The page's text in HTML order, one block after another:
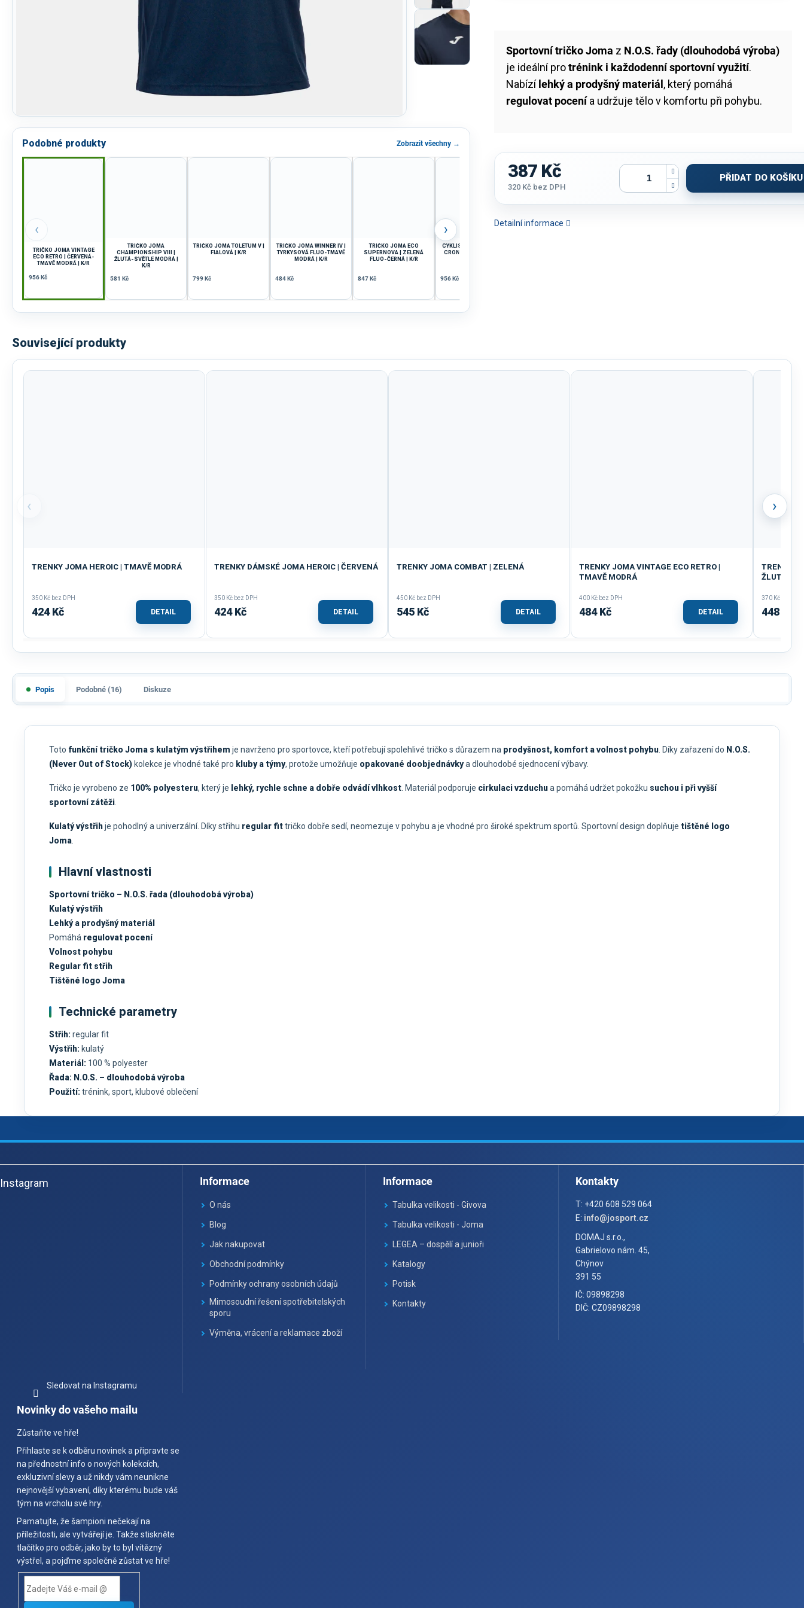
Podobné produkty Zobrazit všechny →
‹
TRIČKO JOMA VINTAGE
ECO RETRO | ČERVENÁ-
TMAVĚ MODRÁ | K/R
956 Kč
TRIČKO JOMA
CHAMPIONSHIP VIII |
ŽLUTÁ-SVĚTLE MODRÁ |
K/R
581 Kč
TRIČKO JOMA TOLETUM V |
FIALOVÁ | K/R
799 Kč
TRIČKO JOMA WINNER IV |
TYRKYSOVÁ FLUO-TMAVĚ
MODRÁ | K/R
484 Kč
TRIČKO JOMA ECO
SUPERNOVA | ZELENÁ
FLUO-ČERNÁ | K/R
847 Kč
CYKLISTICKÝ DRES JOMA
CRONO III | VÍNOVÁ | K/R
956 Kč
›
Sportovní tričko Joma z N.O.S. řady (dlouhodobá výroba)
je ideální protrénink i každodenní sportovní využití.
Nabízílehký a prodyšný materiál, který pomáhá
regulovat pocenía udržuje tělo v komfortu při pohybu.
Detailní informace
387 Kč
320 Kč bez DPH
PŘIDAT DO KOŠÍKU
Související produkty
‹
TRENKY JOMA HEROIC | TMAVĚ MODRÁ
350 Kč bez DPH
424 Kč DETAIL
TRENKY DÁMSKÉ JOMA HEROIC | ČERVENÁ
350 Kč bez DPH
424 Kč DETAIL
TRENKY JOMA COMBAT | ZELENÁ
450 Kč bez DPH
545 Kč DETAIL
TRENKY JOMA VINTAGE ECO RETRO |
TMAVĚ MODRÁ
400 Kč bez DPH
484 Kč DETAIL
TRENKY
ŽLUTÁ
370 Kč bez
448 Kč
›
Popis Podobné (16) Diskuze
Toto funkční tričko Joma s kulatým výstřihem je navrženo pro sportovce, kteří potřebují spolehlivé tričko s důrazem na prodyšnost, komfort a volnost pohybu. Díky zařazení do N.O.S.
(Never Out of Stock) kolekce je vhodné také pro kluby a týmy, protože umožňuje opakované doobjednávkya dlouhodobé sjednocení výbavy.
Tričko je vyrobeno ze 100% polyesteru, který je lehký, rychle schne a dobře odvádí vlhkost. Materiál podporuje cirkulaci vzduchua pomáhá udržet pokožku suchou i při vyšší
sportovní zátěži.
Kulatý výstřihje pohodlný a univerzální. Díky střihu regular fittričko dobře sedí, neomezuje v pohybu a je vhodné pro široké spektrum sportů. Sportovní design doplňuje tištěné logo
Joma.
Hlavní vlastnosti
Sportovní tričko – N.O.S. řada (dlouhodobá výroba)
Kulatý výstřih
Lehký a prodyšný materiál
Pomáhá regulovat pocení
Volnost pohybu
Regular fit střih
Tištěné logo Joma
Technické parametry
Střih: regular fit
Výstřih: kulatý
Materiál: 100 % polyester
Řada: N.O.S. – dlouhodobá výroba
Použití: trénink, sport, klubové oblečení
á
pInstagram
Sledovat na Instagramu
Informace
O nás
Blog
Jak nakupovat
Obchodní podmínky
Podmínky ochrany osobních údajů
Mimosoudní řešení spotřebitelských
sporu
Výměna, vrácení a reklamace zboží
Informace
Tabulka velikosti - Givova
Tabulka velikosti - Joma
LEGEA – dospělí a junioři
Katalogy
Potisk
Kontakty
Kontakty
T: +420 608 529 064
E: info@josport.cz
DOMAJ s.r.o.,
Gabrielovo nám. 45,
Chýnov
391 55
IČ: 09898298
DIČ: CZ09898298
Novinky do vašeho mailu
Zůstaňte ve hře!
Přihlaste se k odběru novinek a připravte se
na přednostní info o nových kolekcích,
exkluzivní slevy a už nikdy vám neunikne
nejnovější vybavení, díky kterému bude váš
tým na vrcholu své hry.
Pamatujte, že šampioni nečekají na
příležitosti, ale vytvářejí je. Takže stiskněte
tlačítko pro odběr, jako by to byl vítězný
výstřel, a pojďme společně zůstat ve hře!